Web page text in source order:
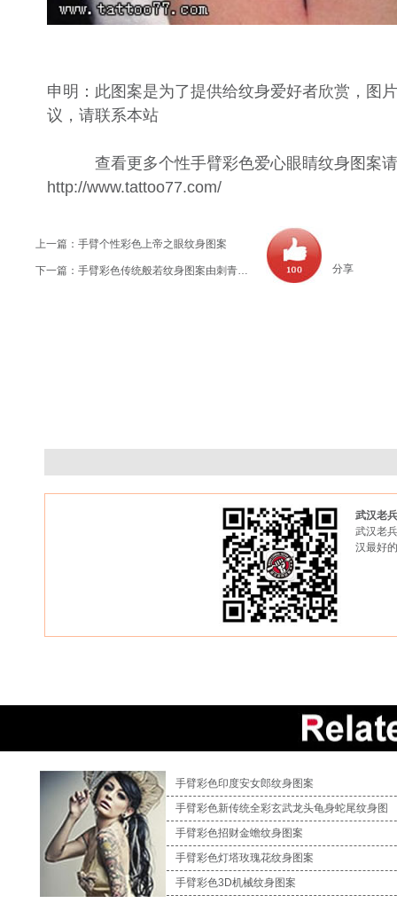
申明：此图案是为了提供给纹身爱好者欣赏，图
议，请联系本站
查看更多个性手臂彩色爱心眼睛纹身图案请
http://www.tattoo77.com/
上一篇： 手臂个性彩色上帝之眼纹身图案
下一篇： 手臂彩色传统般若纹身图案由刺青店提供 分享
武汉老
武汉老
汉最好
手臂彩色印度安女郎纹身图案
手臂彩色新传统全彩玄武龙头龟身蛇尾纹身图
手臂彩色招财金蟾纹身图案
手臂彩色灯塔玫瑰花纹身图案
手臂彩色3D机械纹身图案